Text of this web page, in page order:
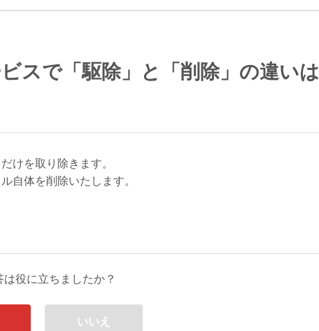
スで「駆除」と「削除」の違いは
けを取り除きます。
自体を削除いたします。
は役に立ちましたか？
いいえ